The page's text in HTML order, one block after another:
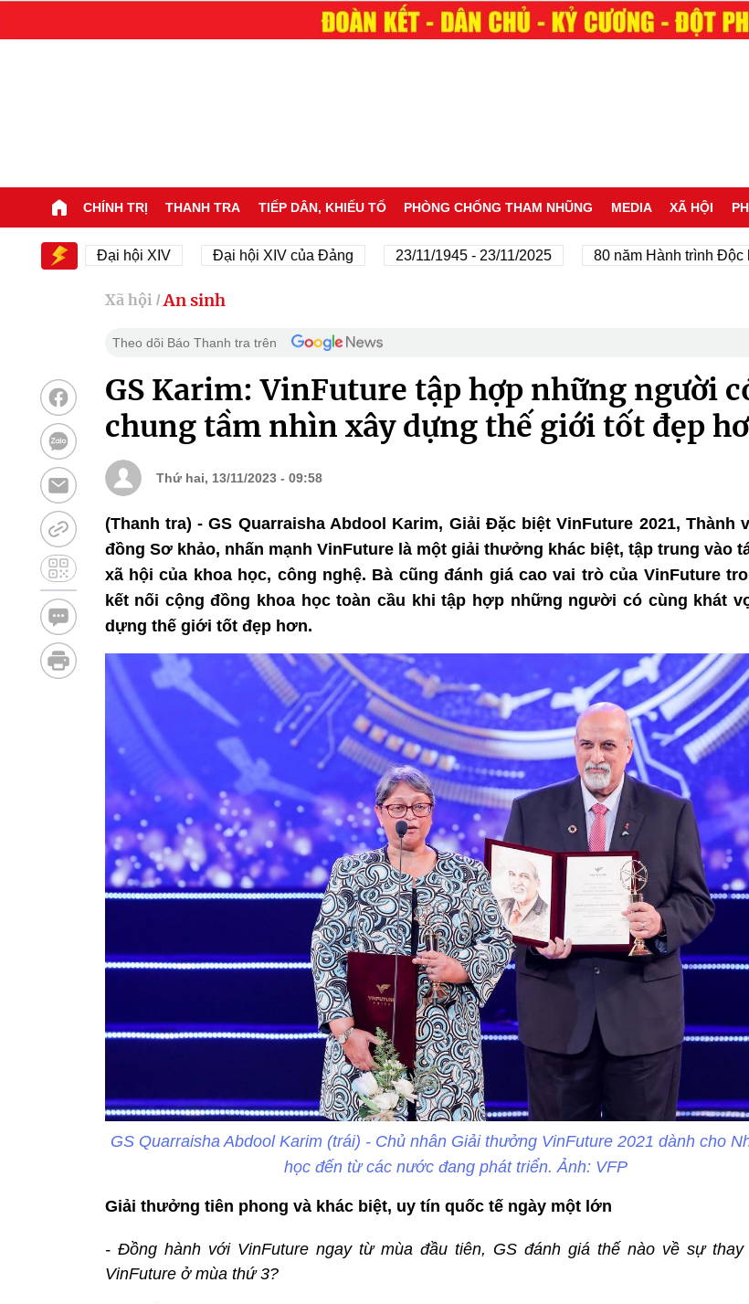
CHÍNH TRỊ THANH TRA TIẾP DÂN, KHIẾU TỐ PHÒNG CHỐNG THAM NHŨNG MEDIA XÃ HỘI
Đại hội XIV Đại hội XIV của Đảng 23/11/1945 - 23/11/2025 80 năm Hành trình Độc lập -
Xã hội / An sinh
Theo dõi Báo Thanh tra trên
GS Karim: VinFuture tập hợp những người
chung tầm nhìn xây dựng thế giới tốt đẹp
Thứ hai, 13/11/2023 - 09:58
(Thanh tra) - GS Quarraisha Abdool Karim, Giải Đặc biệt VinFuture 2021, Thành
đồng Sơ khảo, nhấn mạnh VinFuture là một giải thưởng khác biệt, tập trung vào
xã hội của khoa học, công nghệ. Bà cũng đánh giá cao vai trò của VinFuture
kết nối cộng đồng khoa học toàn cầu khi tập hợp những người có cùng khát
dựng thế giới tốt đẹp hơn.
GS Quarraisha Abdool Karim (trái) - Chủ nhân Giải thưởng VinFuture 2021 dành cho
học đến từ các nước đang phát triển. Ảnh: VFP
Giải thưởng tiên phong và khác biệt, uy tín quốc tế ngày một lớn
- Đồng hành với VinFuture ngay từ mùa đầu tiên, GS đánh giá thế nào về sự thay
VinFuture ở mùa thứ 3?